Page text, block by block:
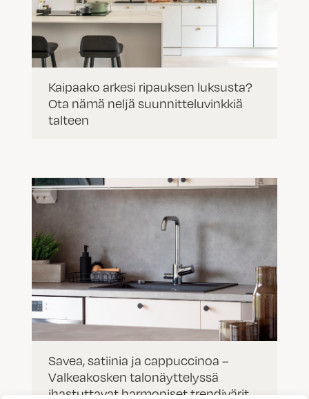
Kaipaako arkesi ripauksen luksusta?
Ota nämä neljä suunnitteluvinkkiä
talteen
Savea, satiinia ja cappuccinoa –
Valkeakosken talonäyttelyssä
ihastuttavat harmoniset trendivärit